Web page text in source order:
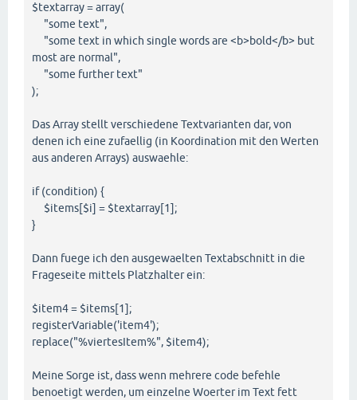
$textarray = array(
"some text",
"some text in which single words are <b>bold</b> but
most are normal",
"some further text"
);
Das Array stellt verschiedene Textvarianten dar, von
denen ich eine zufaellig (in Koordination mit den Werten
aus anderen Arrays) auswaehle:
if (condition) {
$items[$i] = $textarray[1];
}
Dann fuege ich den ausgewaelten Textabschnitt in die
Frageseite mittels Platzhalter ein:
$item4 = $items[1];
registerVariable('item4');
replace("%viertesItem%", $item4);
Meine Sorge ist, dass wenn mehrere code befehle
benoetigt werden, um einzelne Woerter im Text fett